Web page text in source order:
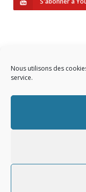
Nous utilisons des
service.
Copyright © 2023 AIDF
Présentation